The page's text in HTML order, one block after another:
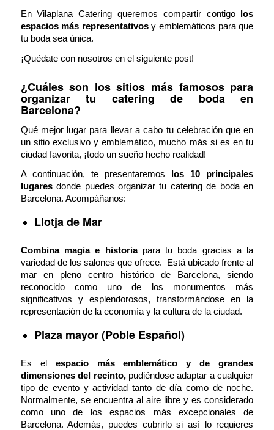
En Vilaplana Catering queremos compartir contigo los
espacios más representativosy emblemáticos para que
tu boda sea única.
¡Quédate con nosotros en el siguiente post!
¿Cuáles son los sitios más famosos para
organizar tu catering de boda en
Barcelona?
Qué mejor lugar para llevar a cabo tu celebración que en
un sitio exclusivo y emblemático, mucho más si es en tu
ciudad favorita, ¡todo un sueño hecho realidad!
A continuación, te presentaremos los 10 principales
lugaresdonde puedes organizar tu catering de boda en
Barcelona. Acompáñanos:
Llotja de Mar
Combina magia e historiapara tu boda gracias a la
variedad de los salones que ofrece. Está ubicado frente al
mar en pleno centro histórico de Barcelona, siendo
reconocido como uno de los monumentos más
significativos y esplendorosos, transformándose en la
representación de la economía y la cultura de la ciudad.
Plaza mayor (Poble Español)
Es elespacio más emblemático y de grandes
dimensiones del recinto,pudiéndose adaptar a cualquier
tipo de evento y actividad tanto de día como de noche.
Normalmente, se encuentra al aire libre y es considerado
como uno de los espacios más excepcionales de
Barcelona. Además, puedes cubrirlo si así lo requieres